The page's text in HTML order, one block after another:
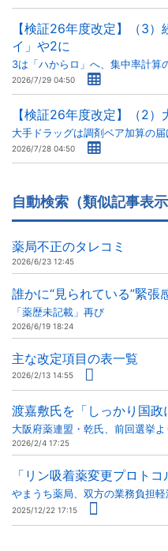
【検証26年度改定】（3
イ」や2に
3は「ハからロ」へ、集中率計算
2026/7/29 04:50
【検証26年度改定】（2
大手ドラッグは調剤ベア加算の
2026/7/28 04:50
自動検索（類似記事表示
薬局不正のタレコミ
2026/6/23 12:45
誰かに“見られている”緊張
「薬歴未記載」再び
2026/6/19 18:24
主な改定項目の表一覧
2026/2/13 14:55
渡嘉敷氏を「しっかり国政
大阪府薬連盟・乾氏、前回選挙よ
2026/2/4 17:25
「リン吸着薬変更プロト
やまうち薬局、双方の業務負担
2025/12/22 17:15